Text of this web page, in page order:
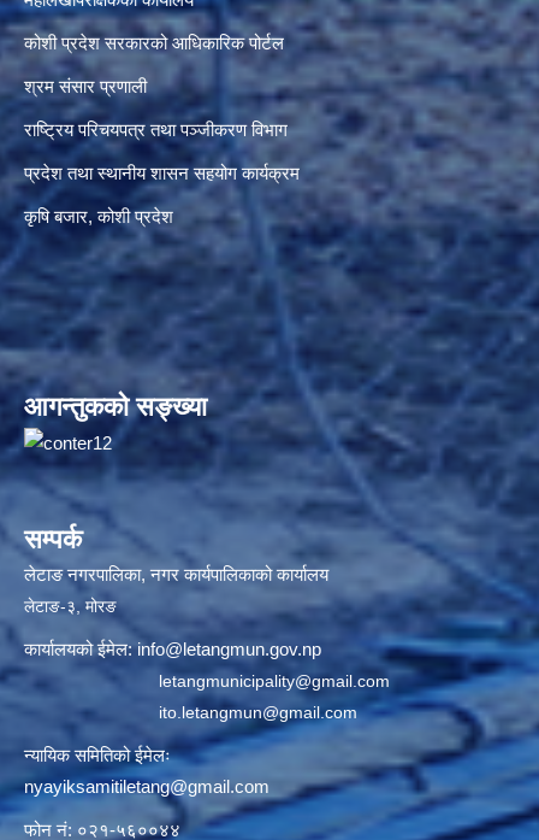
कोशी प्रदेश सरकारको आधिकारिक पोर्टल
श्रम संसार प्रणाली
राष्ट्रिय परिचयपत्र तथा पञ्जीकरण विभाग
प्रदेश तथा स्थानीय शासन सहयोग कार्यक्रम
कृषि बजार, कोशी प्रदेश
आगन्तुकको सङ्ख्या
सम्पर्क
लेटाङ नगरपालिका, नगर कार्यपालिकाको कार्यालय
लेटाङ-३, मोरङ
कार्यालयको ईमेल:info@letangmun.gov.np
letangmunicipality@gmail.com
ito.letangmun@gmail.com
न्यायिक समितिको ईमेलः
nyayiksamitiletang@gmail.com
फोन नं: ०२१-५६००४४